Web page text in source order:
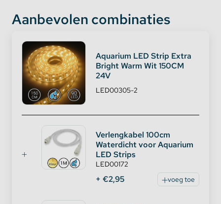
Aanbevolen combinaties
Aquarium LED Strip Extra
Bright Warm Wit 150CM
24V
LED00305-2
Verlengkabel 100cm
Waterdicht voor Aquarium
LED Strips
LED00172
+ €2,95 voeg toe